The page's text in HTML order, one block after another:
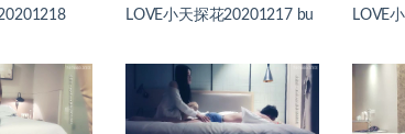
LOVE小天探花20201217 bu LOVE